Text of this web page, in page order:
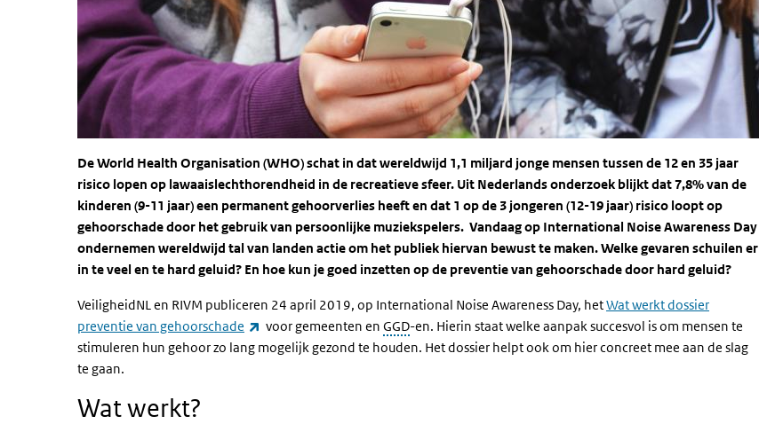
De World Health Organisation (WHO) schat in dat wereldwijd 1,1 miljard jonge mensen tussen de 12 en 35 jaar
risico lopen op lawaaislechthorendheid in de recreatieve sfeer. Uit Nederlands onderzoek blijkt dat 7,8% van de
kinderen (9-11 jaar) een permanent gehoorverlies heeft en dat 1 op de 3 jongeren (12-19 jaar) risico loopt op
gehoorschade door het gebruik van persoonlijke muziekspelers. Vandaag op International Noise Awareness Day
ondernemen wereldwijd tal van landen actie om het publiek hiervan bewust te maken. Welke gevaren schuilen er
in te veel en te hard geluid? En hoe kun je goed inzetten op de preventie van gehoorschade door hard geluid?
VeiligheidNL en RIVM publiceren 24 april 2019, op International Noise Awareness Day, hetWat werkt dossier
preventie van gehoorschade
(externe link)
voor gemeenten enGGD-en. Hierin staat welke aanpak succesvol is om mensen te
stimuleren hun gehoor zo lang mogelijk gezond te houden. Het dossier helpt ook om hier concreet mee aan de slag
te gaan.
Wat werkt?